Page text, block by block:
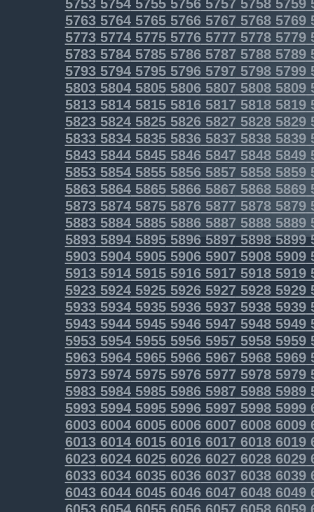
57635764576557665767 57685769
5773577457755776577757785779
57835784578557865787 57885789
57935794579557965797 57985799
58035804580558065807 58085809
5813581458155816581758185819
58235824582558265827 58285829
58335834583558365837 58385839
58435844584558465847 58485849
58535854585558565857 58585859
58635864586558665867 58685869
58735874587558765877 58785879
58835884588558865887 58885889
5893589458955896589758985899
5903590459055906590759085909
5913591459155916591759185919
5923592459255926592759285929
5933593459355936593759385939
5943594459455946594759485949
5953595459555956595759585959
5963596459655966596759685969
5973597459755976597759785979
5983598459855986598759885989
5993599459955996599759985999
6003600460056006600760086009
6013601460156016601760186019
6023602460256026602760286029
6033603460356036603760386039
6043604460456046604760486049